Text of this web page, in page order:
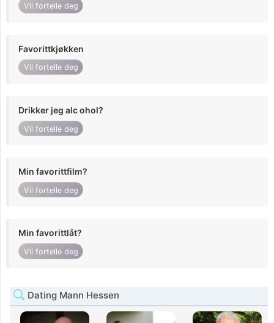
Vil fortelle deg
Favorittkjøkken
Vil fortelle deg
Drikker jeg alc ohol?
Vil fortelle deg
Min favorittfilm?
Vil fortelle deg
Min favorittlåt?
Vil fortelle deg
Dating Mann Hessen